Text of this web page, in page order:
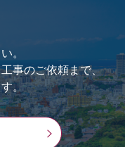
。
事のご依頼まで、
。